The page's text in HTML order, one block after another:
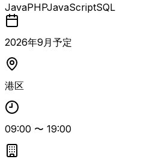
ア案件。 LAMP系Webサービスおよ
ンフラ基盤に対し、非機能要件定義
実施、障害対応などを通じて安定運
装方針の検討やコードレビュー、エ
円滑にコミュニケーションを取れる
できる方に適した環境です。
JavaPHPJavaScriptSQL
2026年9 月予定
港区
09:00 〜 19:00